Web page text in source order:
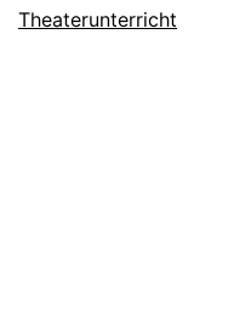
Theaterunterricht